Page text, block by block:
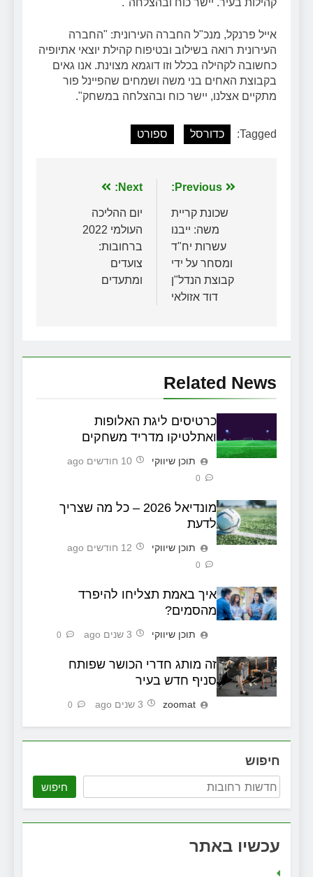
אייל פרנקל, מנכ"ל החברה העירונית: "החברה
העירונית רואה בשילוב ובטיפוח קהילת יוצאי אתיופיה
כחשובה לקהילה בכלל וזו דוגמא מצוינת. אנו גאים
בקבוצת האחים בני משה ושמחים שהפיינל פור
מתקיים אצלנו, יישר כוח ובהצלחה במשחק".
Tagged: כדורסל ספורט
ניווט Previous:
שכונת קריית
משה: ייבנו
עשרות יח"ד
ומסחר על ידי
קבוצת הנדל"ן
דוד אזולאי
Next:
יום ההליכה
העולמי 2022
ברחובות:
צועדים
ומתעדים
Related News
כרטיסים ליגת האלופות
ואתלטיקו מדריד משחקים
תוכן שיווקי 10 חודשים ago
0
מונדיאל 2026 – כל מה שצריך
לדעת
תוכן שיווקי 12 חודשים ago
0
איך באמת תצליחו להיפרד
מהסמים?
תוכן שיווקי 3 שנים ago 0
זה מותג חדרי הכושר שפותח
סניף חדש בעיר
zoomat 3 שנים ago 0
חיפוש
חיפוש
עכשיו באתר